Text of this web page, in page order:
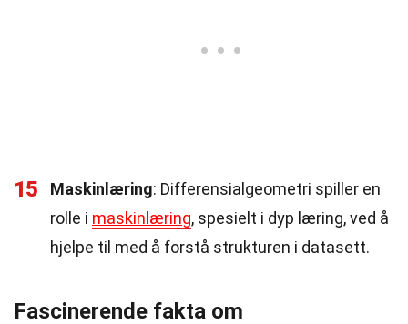
15 Maskinlæring: Differensialgeometri spiller en
rolle i maskinlæring, spesielt i dyp læring, ved å
hjelpe til med å forstå strukturen i datasett.
Fascinerende fakta om